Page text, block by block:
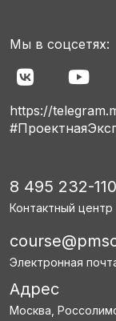
Мы в соцсетях:
https://
8 495 232-
Контактный центр
Электронная
Адрес
Москва,